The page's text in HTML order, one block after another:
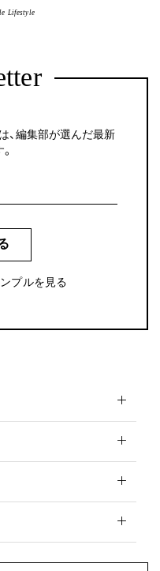
Lifestyle
、編集部が選んだ最新
プルを見る